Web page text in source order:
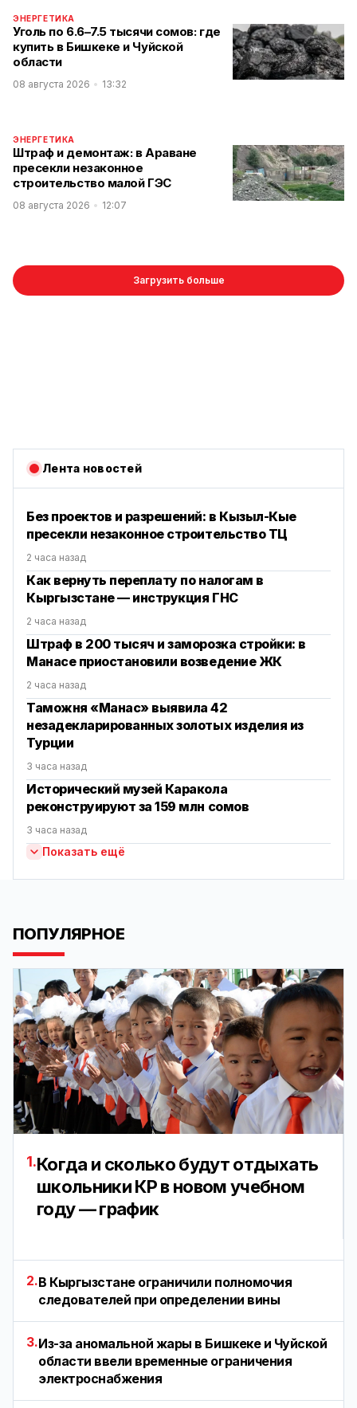
ЭНЕРГЕТИКА
Уголь по 6.6–7.5 тысячи сомов: где
купить в Бишкеке и Чуйской
области
08 августа 2026 13:32
ЭНЕРГЕТИКА
Штраф и демонтаж: в Араване
пресекли незаконное
строительство малой ГЭС
08 августа 2026 12:07
Загрузить больше
Лента новостей
Без проектов и разрешений: в Кызыл-Кые
пресекли незаконное строительство ТЦ
2 часа назад
Как вернуть переплату по налогам в
Кыргызстане — инструкция ГНС
2 часа назад
Штраф в 200 тысяч и заморозка стройки: в
Манасе приостановили возведение ЖК
2 часа назад
Таможня «Манас» выявила 42
незадекларированных золотых изделия из
Турции
3 часа назад
Исторический музей Каракола
реконструируют за 159 млн сомов
3 часа назад
Показать ещё
ПОПУЛЯРНОЕ
1.Когда и сколько будут отдыхать
школьники КР в новом учебном
году — график
2.В Кыргызстане ограничили полномочия
следователей при определении вины
3.Из-за аномальной жары в Бишкеке и Чуйской
области ввели временные ограничения
электроснабжения